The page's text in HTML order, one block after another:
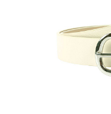
Другие варианты товара